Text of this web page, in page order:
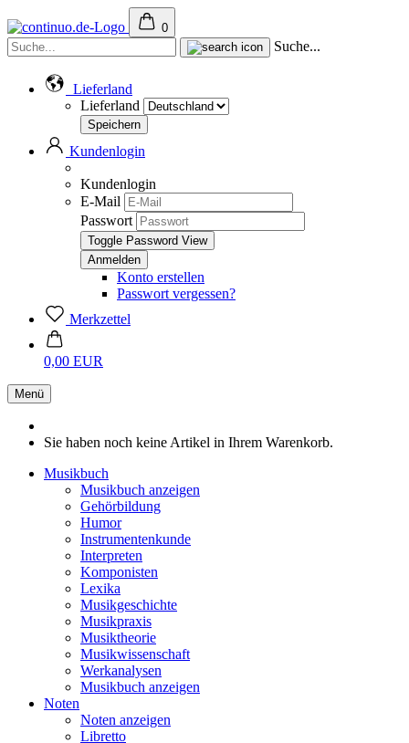
0
Suche...
Lieferland
Lieferland
Kundenlogin
Kundenlogin
E-Mail
Passwort
Toggle Password View
Konto erstellen
Passwort vergessen?
Merkzettel
0,00 EUR
Menü
Sie haben noch keine Artikel in Ihrem Warenkorb.
Musikbuch
Musikbuch anzeigen
Gehörbildung
Humor
Instrumentenkunde
Interpreten
Komponisten
Lexika
Musikgeschichte
Musikpraxis
Musiktheorie
Musikwissenschaft
Werkanalysen
Musikbuch anzeigen
Noten
Noten anzeigen
Libretto